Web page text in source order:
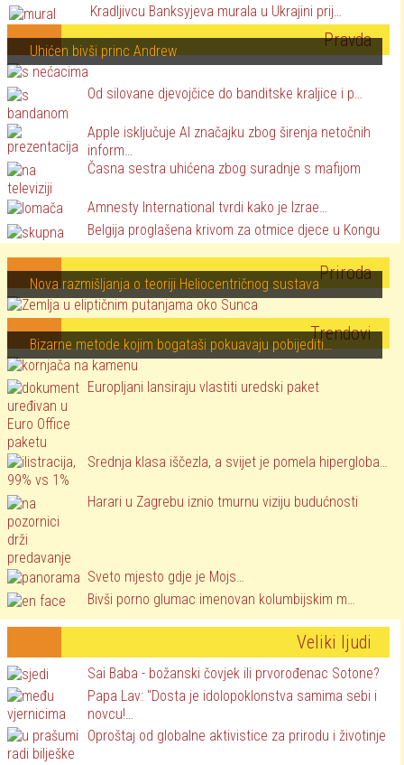
Kradljivcu Banksyjeva murala u Ukrajini prij…
Pravda
Uhićen bivši princ Andrew
Od silovane djevojčice do banditske kraljice i p…
Apple isključuje AI značajku zbog širenja netočnih
inform…
Časna sestra uhićena zbog suradnje s mafijom
Amnesty International tvrdi kako je Izrae…
Belgija proglašena krivom za otmice djece u Kongu
Priroda
Nova razmišljanja o teoriji Heliocentričnog sustava
Trendovi
Bizarne metode kojim bogataši pokuavaju pobijediti…
Europljani lansiraju vlastiti uredski paket
Srednja klasa iščezla, a svijet je pomela hipergloba…
Harari u Zagrebu iznio tmurnu viziju budućnosti
Sveto mjesto gdje je Mojs…
Bivši porno glumac imenovan kolumbijskim m…
Veliki ljudi
Sai Baba - božanski čovjek ili prvorođenac Sotone?
Papa Lav: "Dosta je idolopoklonstva samima sebi i
novcu!…
Oproštaj od globalne aktivistice za prirodu i životinje